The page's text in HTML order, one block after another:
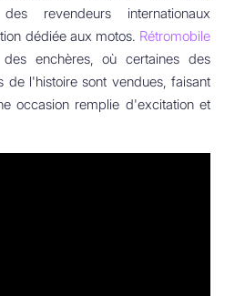
revendeurs internationaux
dédiée aux motos. Rétromobile
enchères, où certaines des
de l'histoire sont vendues, faisant
occasion remplie d'excitation et